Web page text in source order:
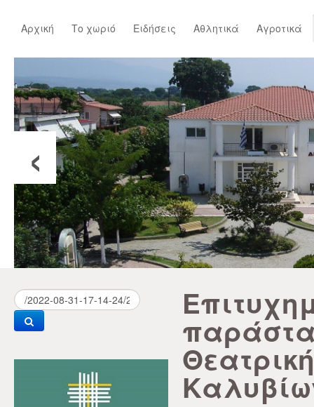
Αρχική Το χωριό Ειδήσεις Αθλητικά Αγροτικά
‹